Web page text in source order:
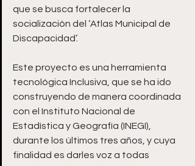
que se busca fortalecer la
socialización del ‘Atlas Municipal de
Discapacidad’.
Este proyecto es una herramienta
tecnológica Inclusiva, que se ha ido
construyendo de manera coordinada
con el Instituto Nacional de
Estadística y Geografía (INEGI),
durante los últimos tres años, y cuya
finalidad es darles voz a todas